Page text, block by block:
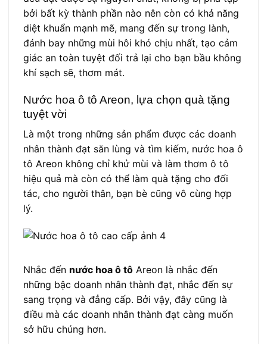
bởi bất kỳ thành phần nào nên còn có khả năng
diệt khuẩn mạnh mẽ, mang đến sự trong lành,
đánh bay những mùi hôi khó chịu nhất, tạo cảm
giác an toàn tuyệt đối trả lại cho bạn bầu không
khí sạch sẽ, thơm mát.
Nước hoa ô tô Areon, lựa chọn quà tặng
tuyệt vời
Là một trong những sản phẩm được các doanh
nhân thành đạt săn lùng và tìm kiếm, nước hoa ô
tô Areon không chỉ khử mùi và làm thơm ô tô
hiệu quả mà còn có thể làm quà tặng cho đối
tác, cho người thân, bạn bè cũng vô cùng hợp
lý.
Nhắc đến nước hoa ô tô Areon là nhắc đến
những bậc doanh nhân thành đạt, nhắc đến sự
sang trọng và đẳng cấp. Bởi vậy, đây cũng là
điều mà các doanh nhân thành đạt càng muốn
sở hữu chúng hơn.